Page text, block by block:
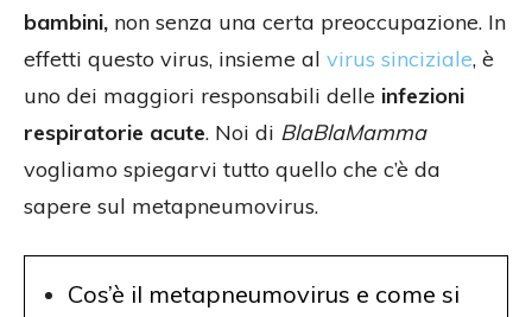
bambini, non senza una certa preoccupazione. In
effetti questo virus, insieme al virus sinciziale, è
uno dei maggiori responsabili delle infezioni
respiratorie acute. Noi di BlaBlaMamma
vogliamo spiegarvi tutto quello che c’è da
sapere sul metapneumovirus.
Cos’è il metapneumovirus e come si